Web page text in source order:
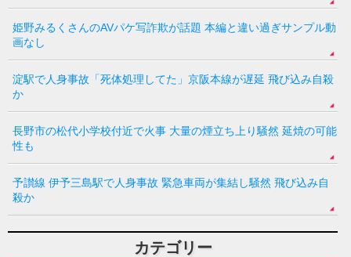
姫野みるくさんのAVパケ写詐欺が話題 本編と違い過ぎサンプル動
画なし
淀駅で人身事故「死体処理してた」京阪本線が遅延 飛び込み自殺
か
長野市の松代小学校付近で火事 大量の煙立ち上り騒然 延焼の可能
性も
予讃線 伊予三島駅で人身事故 緊急車両が集結し騒然 飛び込み自
殺か
カテゴリー